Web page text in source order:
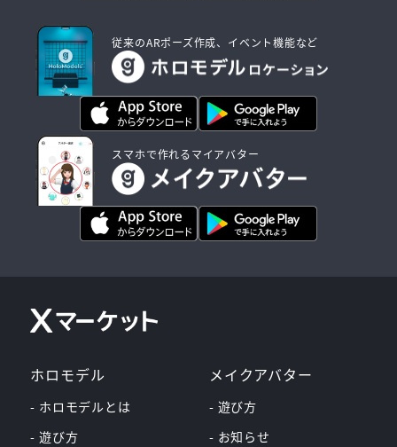
従来のARポーズ作成、イベント機能など
スマホで作れるマイアバター
ホロモデル
- ホロモデルとは
- 遊び方
メイクアバター
- 遊び方
- お知らせ